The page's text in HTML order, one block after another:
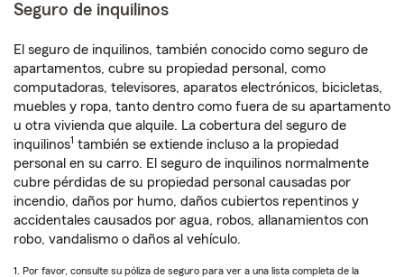
Seguro de inquilinos
El seguro de inquilinos, también conocido como seguro de
apartamentos, cubre su propiedad personal, como
computadoras, televisores, aparatos electrónicos, bicicletas,
muebles y ropa, tanto dentro como fuera de su apartamento
u otra vivienda que alquile. La cobertura del seguro de
inquilinos1 también se extiende incluso a la propiedad
personal en su carro. El seguro de inquilinos normalmente
cubre pérdidas de su propiedad personal causadas por
incendio, daños por humo, daños cubiertos repentinos y
accidentales causados por agua, robos, allanamientos con
robo, vandalismo o daños al vehículo.
1. Por favor, consulte su póliza de seguro para ver a una lista completa de la